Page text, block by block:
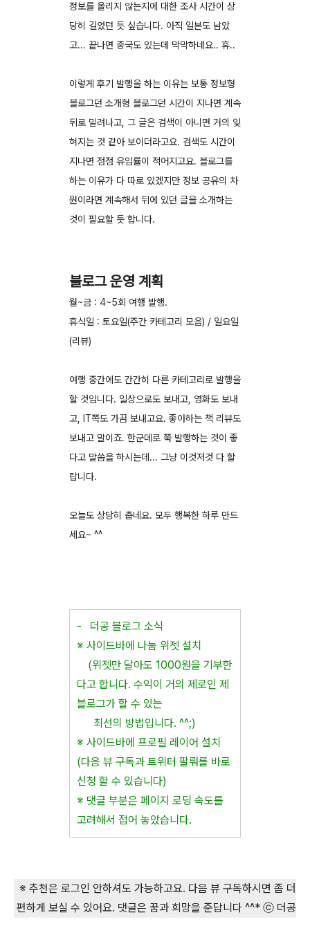
정보를 올리지 않는지에 대한 조사 시간이 상
당히 길었던 듯 싶습니다. 아직 일본도 남았
고... 끝나면 중국도 있는데 막막하네요.. 휴..
이렇게 후기 발행을 하는 이유는 보통 정보형
블로그던 소개형 블로그던 시간이 지나면 계속
뒤로 밀려나고, 그 글은 검색이 아니면 거의 잊
혀지는 것 같아 보이더라고요. 검색도 시간이
지나면 점점 유입률이 적어지고요. 블로그를
하는 이유가 다 따로 있겠지만 정보 공유의 차
원이라면 계속해서 뒤에 있던 글을 소개하는
것이 필요할 듯 합니다.
블로그 운영 계획
월~금 : 4~5회 여행 발행.
휴식일 : 토요일(주간 카테고리 모음) / 일요일
(리뷰)
여행 중간에도 간간히 다른 카테고리로 발행을
할 것입니다. 일상으로도 보내고, 영화도 보내
고, IT쪽도 가끔 보내고요. 좋아하는 책 리뷰도
보내고 말이죠. 한군데로 쭉 발행하는 것이 좋
다고 말씀을 하시는데... 그냥 이것저것 다 할
랍니다.
오늘도 상당히 춥네요. 모두 행복한 하루 만드
세요~ ^^
- 더공 블로그 소식
※ 사이드바에 나눔 위젯 설치
(위젯만 달아도 1000원을 기부한
다고 합니다. 수익이 거의 제로인 제
블로그가 할 수 있는
최선의 방법입니다. ^^;)
※ 사이드바에 프로필 레이어 설치
(다음 뷰 구독과 트위터 팔뤄를 바로
신청 할 수 있습니다)
※ 댓글 부분은 페이지 로딩 속도를
고려해서 접어 놓았습니다.
※ 추천은 로그인 안하셔도 가능하고요. 다음 뷰 구독하시면 좀 더
편하게 보실 수 있어요. 댓글은 꿈과 희망을 준답니다 ^^* ⓒ 더공